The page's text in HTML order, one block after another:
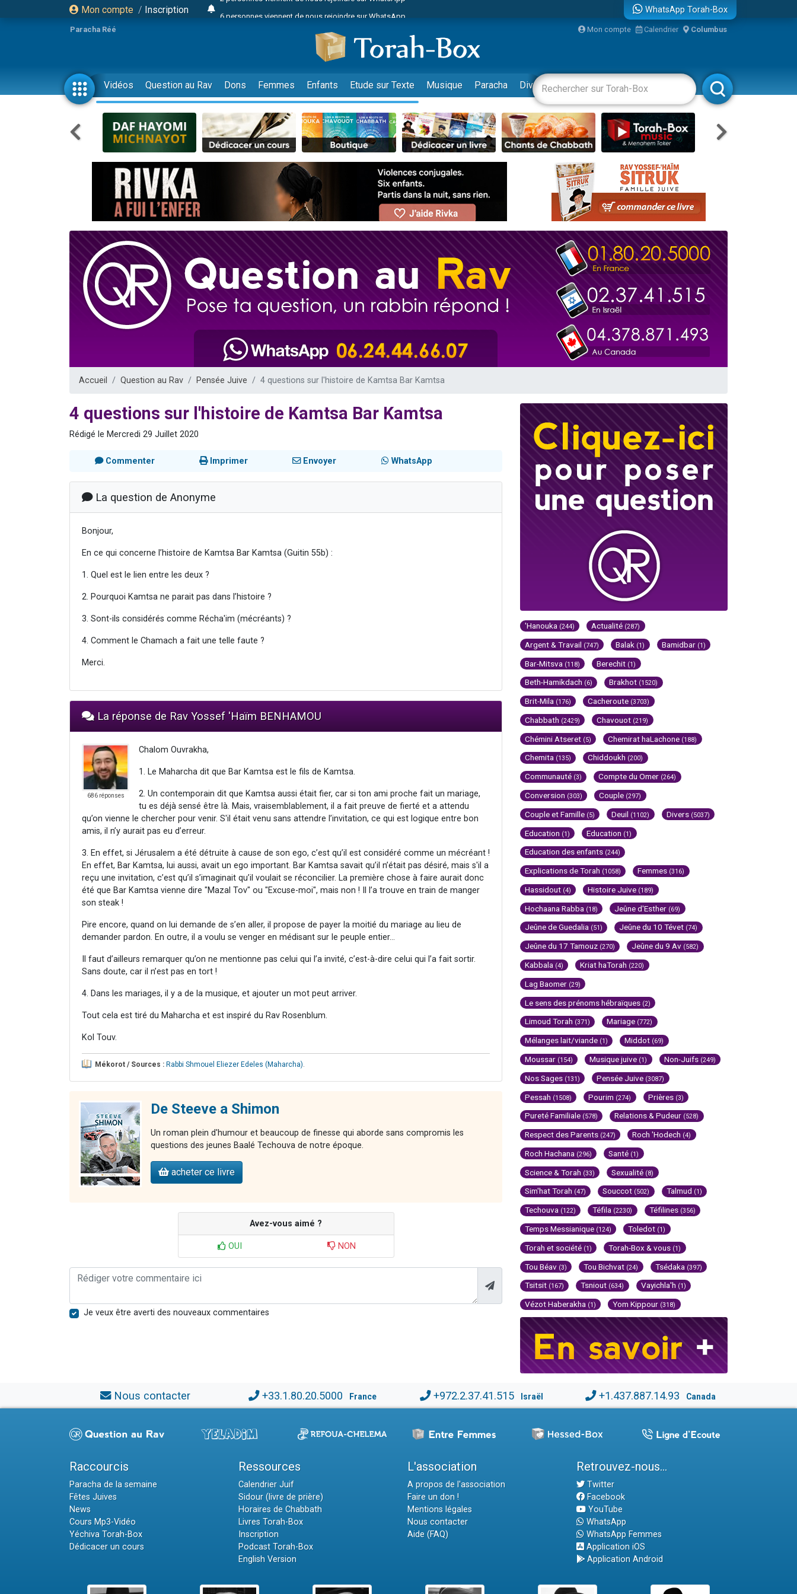
Mon compte / Inscription
2 personnes viennent de faire un don pour 1 Journée de Vacances Pour les Enfants
17 personnes viennent de demander une bénédiction
4 personnes viennent de nous rejoindre sur WhatsApp
Il reste 49 places pour étudier en groupe sur Zoom
23 personnes viennent de faire un don pour Diane, 80 ans, dans un appartement insalubre
Eva vient de donner son Maasser
4 personnes viennent de nous rejoindre sur WhatsApp
3 personnes viennent de nous rejoindre sur WhatsApp
3 personnes viennent de faire un don pour 5 jours de vacances aux Orphelins
Odaya vient de donner son Maasser
13 personnes viennent de demander une bénédiction
2 personnes viennent de nous rejoindre sur WhatsApp
30 personnes viennent de faire un don pour Sauvez la jambe de Yohan
Il reste 49 places pour étudier en groupe sur Zoom
3 personnes viennent de nous rejoindre sur WhatsApp
2 personnes viennent de nous rejoindre sur WhatsApp
2 personnes viennent de nous rejoindre sur WhatsApp
WhatsApp Torah-Box
Paracha Réé Mon compte Calendrier Columbus
Vidéos Question au Rav Dons Femmes Enfants Etude sur Texte Musique Paracha Divertissements Livres Rabbanim
Accueil Question au Rav Pensée Juive 4 questions sur l'histoire de Kamtsa Bar Kamtsa
4 questions sur l'histoire de Kamtsa Bar Kamtsa
Rédigé le Mercredi 29 Juillet 2020
Commenter Imprimer Envoyer WhatsApp
La question de Anonyme
Bonjour,
En ce qui concerne l’histoire de Kamtsa Bar Kamtsa (Guitin 55b) :
1. Quel est le lien entre les deux ?
2. Pourquoi Kamtsa ne parait pas dans l’histoire ?
3. Sont-ils considérés comme Récha'im (mécréants) ?
4. Comment le Chamach a fait une telle faute ?
Merci.
La réponse de Rav Yossef 'Haïm BENHAMOU
686 réponses
Chalom Ouvrakha,
1. Le Maharcha dit que Bar Kamtsa est le fils de Kamtsa.
2. Un contemporain dit que Kamtsa aussi était fier, car si ton ami proche fait un mariage,
tu es déjà sensé être là. Mais, vraisemblablement, il a fait preuve de fierté et a attendu
qu’on vienne le chercher pour venir. S'il était venu sans attendre l’invitation, ce qui est logique entre bon
amis, il n’y aurait pas eu d’erreur.
3. En effet, si Jérusalem a été détruite à cause de son ego, c’est qu’il est considéré comme un mécréant !
En effet, Bar Kamtsa, lui aussi, avait un ego important. Bar Kamtsa savait qu’il n’était pas désiré, mais s'il a
reçu une invitation, c’est qu’il s’imaginait qu’il voulait se réconcilier. La première chose à faire aurait donc
été que Bar Kamtsa vienne dire "Mazal Tov" ou "Excuse-moi", mais non ! Il l’a trouve en train de manger
son steak !
Pire encore, quand on lui demande de s’en aller, il propose de payer la moitié du mariage au lieu de
demander pardon. En outre, il a voulu se venger en médisant sur le peuple entier…
Il faut d’ailleurs remarquer qu’on ne mentionne pas celui qui l’a invité, c’est-à-dire celui qui l’a fait sortir.
Sans doute, car il n’est pas en tort !
4. Dans les mariages, il y a de la musique, et ajouter un mot peut arriver.
Tout cela est tiré du Maharcha et est inspiré du Rav Rosenblum.
Kol Touv.
Mékorot / Sources : Rabbi Shmouel Eliezer Edeles (Maharcha)
De Steeve a Shimon
Un roman plein d'humour et beaucoup de finesse qui aborde sans compromis les
questions des jeunes Baalé Techouva de notre époque.
acheter ce livre
Avez-vous aimé ?
OUI NON
Je veux être averti des nouveaux commentaires
'Hanouka (244) Actualité (287)
Argent & Travail (747) Balak (1) Bamidbar (1)
Bar-Mitsva (118) Berechit (1)
Beth-Hamikdach (6) Brakhot (1520)
Brit-Mila (176) Cacheroute (3703)
Chabbath (2429) Chavouot (219)
Chémini Atseret (5) Chemirat haLachone (188)
Chemita (135) Chiddoukh (200)
Communauté (3) Compte du Omer (264)
Conversion (303) Couple (297)
Couple et Famille (5) Deuil (1102) Divers (5037)
Education (1) Education (1)
Education des enfants (244)
Explications de Torah (1058) Femmes (316)
Hassidout (4) Histoire Juive (189)
Hochaana Rabba (18) Jeûne d'Esther (69)
Jeûne de Guedalia (51) Jeûne du 10 Tévet (74)
Jeûne du 17 Tamouz (270) Jeûne du 9 Av (582)
Kabbala (4) Kriat haTorah (220)
Lag Baomer (29)
Le sens des prénoms hébraïques (2)
Limoud Torah (371) Mariage (772)
Mélanges lait/viande (1) Middot (69)
Moussar (154) Musique juive (1) Non-Juifs (249)
Nos Sages (131) Pensée Juive (3087)
Pessah (1508) Pourim (274) Prières (3)
Pureté Familiale (578) Relations & Pudeur (528)
Respect des Parents (247) Roch 'Hodech (4)
Roch Hachana (296) Santé (1)
Science & Torah (33) Sexualité (8)
Sim'hat Torah (47) Souccot (502) Talmud (1)
Techouva (122) Téfila (2230) Téfilines (356)
Temps Messianique (124) Toledot (1)
Torah et société (1) Torah-Box & vous (1)
Tou Béav (3) Tou Bichvat (24) Tsédaka (397)
Tsitsit (167) Tsniout (634) Vayichla'h (1)
Vézot Haberakha (1) Yom Kippour (318)
Nous contacter +33.1.80.20.5000 France +972.2.37.41.515 Israël +1.437.887.14.93 Canada
Raccourcis
Paracha de la semaine
Fêtes Juives
News
Cours Mp3-Vidéo
Yéchiva Torah-Box
Dédicacer un cours
Ressources
Calendrier Juif
Sidour (livre de prière)
Horaires de Chabbath
Livres Torah-Box
Inscription
Podcast Torah-Box
English Version
L'association
A propos de l'association
Faire un don !
Mentions légales
Nous contacter
Aide (FAQ)
Retrouvez-nous...
Twitter
Facebook
YouTube
WhatsApp
WhatsApp Femmes
Application iOS
Application Android